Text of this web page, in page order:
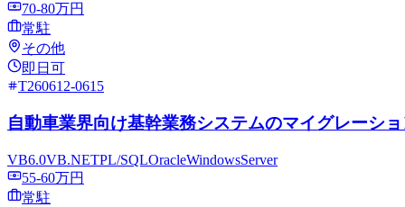
70-80万円
常駐
その他
即日可
T260612-0615
自動車業界向け基幹業務システムのマイグレーシ
VB6.0VB.NETPL/SQLOracleWindowsServer
55-60万円
常駐